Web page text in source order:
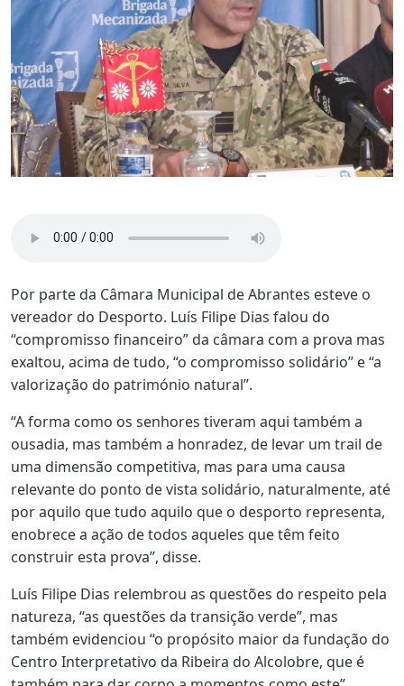
Por parte da Câmara Municipal de Abrantes esteve o
vereador do Desporto. Luís Filipe Dias falou do
“compromisso financeiro” da câmara com a prova mas
exaltou, acima de tudo, “o compromisso solidário” e “a
valorização do património natural”.
“A forma como os senhores tiveram aqui também a
ousadia, mas também a honradez, de levar um trail de
uma dimensão competitiva, mas para uma causa
relevante do ponto de vista solidário, naturalmente, até
por aquilo que tudo aquilo que o desporto representa,
enobrece a ação de todos aqueles que têm feito
construir esta prova”, disse.
Luís Filipe Dias relembrou as questões do respeito pela
natureza, “as questões da transição verde”, mas
também evidenciou “o propósito maior da fundação do
Centro Interpretativo da Ribeira do Alcolobre, que é